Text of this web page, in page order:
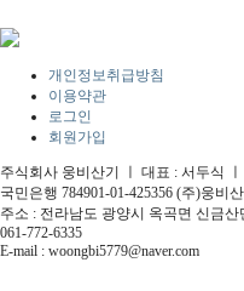
개인정보취급방침
이용약관
로그인
회원가입
주식회사 웅비산기 ㅣ 대표 : 서두식
국민은행 784901-01-425356 (주)웅비산
주소 : 전라남도 광양시 옥곡면 신금산
061-772-6335
E-mail : woongbi5779@naver.com